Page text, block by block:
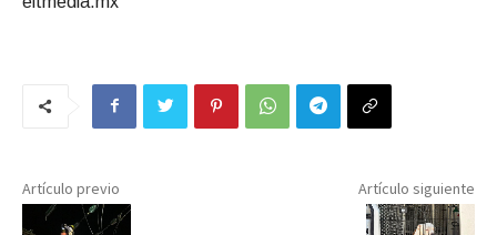
Artículo previo Artículo siguiente